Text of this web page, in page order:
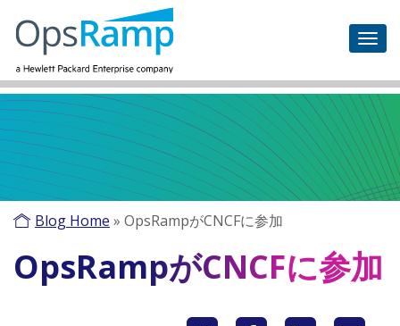
Blog Home » OpsRampがCNCFに参加
OpsRampがCNCFに参加